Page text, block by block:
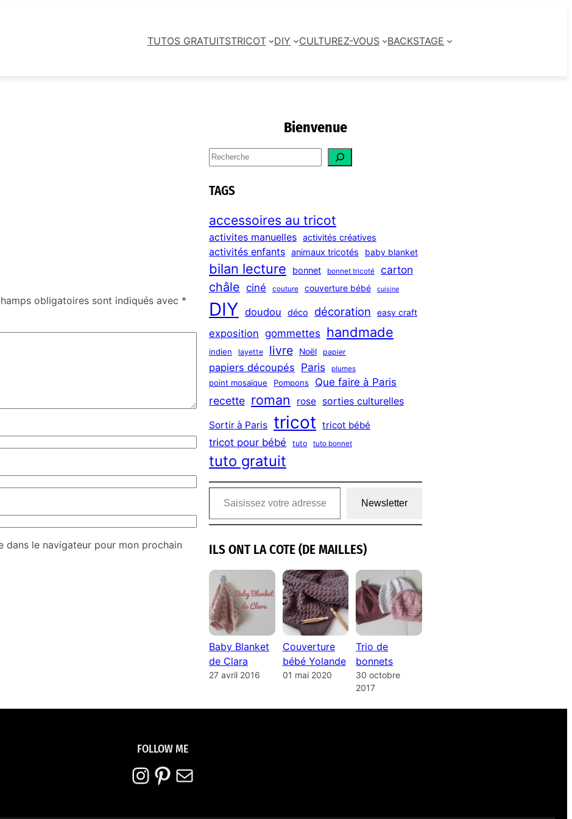
TUTOS GRATUITSTRICOT DIY CULTUREZ-VOUS BACKSTAGE
obligatoires sont indiqués avec *
dans le navigateur pour mon prochain
Bienvenue
S
e
a
r
h
TAGS
accessoires au tricot
activites manuelles activités créatives
activités enfants animaux tricotés baby blanket
bilan lecture bonnet bonnet tricoté carton
châle ciné couture couverture bébé cuisine
DIY doudou déco décoration easy craft
exposition gommettes handmade
indien layette livre Noël papier
papiers découpés Paris plumes
point mosaïque Pompons Que faire à Paris
recette roman rose sorties culturelles
Sortir à Paris tricot tricot bébé
tricot pour bébé tuto tuto bonnet
tuto gratuit
Saisissez votre adresse e-mail…
Newsletter
ILS ONT LA COTE (DE MAILLES)
Baby Blanket
de Clara
27 avril 2016
Couverture
bébé Yolande
01 mai 2020
Trio de
bonnets
30 octobre
2017
FOLLOW ME
Instagram Pinterest E-mail